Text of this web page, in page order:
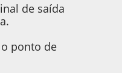
de saída
ponto de